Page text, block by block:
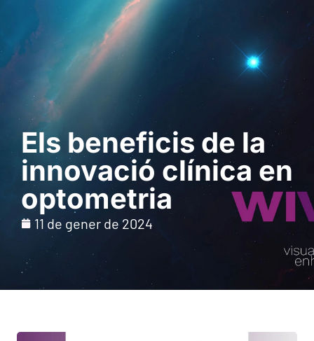
Sol · licita una
demostració
Els beneficis de la
innovació clínica en
optometria
11 de gener de 2024